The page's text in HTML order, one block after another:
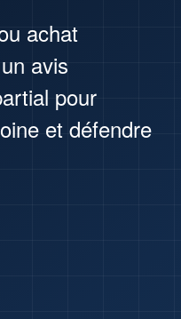
achat
avis
pour
et défendre